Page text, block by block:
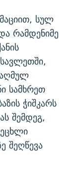
- 2022
სულ
რამდენიმე
სამხრეთ
ჭიშკარს
შემდეგ,
შეღწევა